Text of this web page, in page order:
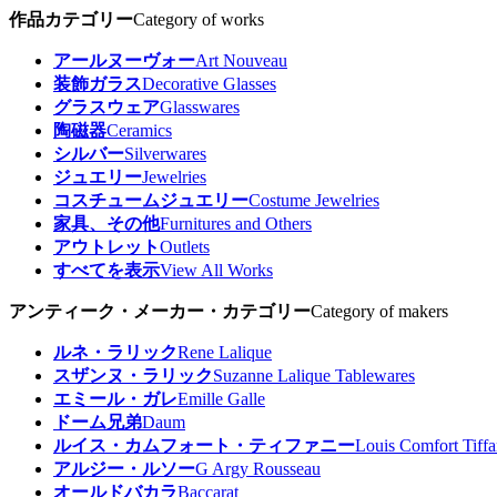
作品カテゴリーCategory of works
アールヌーヴォーArt Nouveau
装飾ガラスDecorative Glasses
グラスウェアGlasswares
陶磁器Ceramics
シルバーSilverwares
ジュエリーJewelries
コスチュームジュエリーCostume Jewelries
家具、その他Furnitures and Others
アウトレットOutlets
すべてを表示View All Works
アンティーク・メーカー・カテゴリーCategory of makers
ルネ・ラリックRene Lalique
スザンヌ・ラリックSuzanne Lalique Tablewares
エミール・ガレEmille Galle
ドーム兄弟Daum
ルイス・カムフォート・ティファニーLouis Comfort
アルジー・ルソーG Argy Rousseau
オールドバカラBaccarat